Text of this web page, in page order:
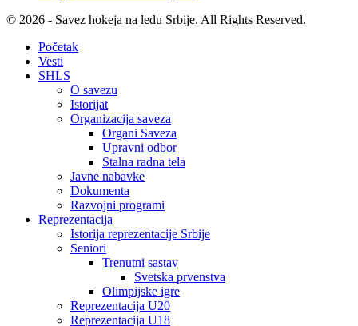
© 2026 - Savez hokeja na ledu Srbije. All Rights Reserved.
Početak
Vesti
SHLS
O savezu
Istorijat
Organizacija saveza
Organi Saveza
Upravni odbor
Stalna radna tela
Javne nabavke
Dokumenta
Razvojni programi
Reprezentacija
Istorija reprezentacije Srbije
Seniori
Trenutni sastav
Svetska prvenstva
Olimpijske igre
Reprezentacija U20
Reprezentacija U18